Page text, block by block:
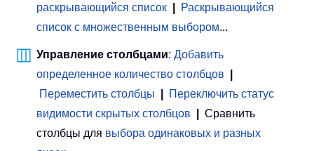
раскрывающийся список
Раскрывающийся
список с множественным выбором...
Управление столбцами: Добавить
определенное количество столбцов
Переместить столбцы
Переключить статус
видимости скрытых столбцов
Сравнить
столбцы для выбора одинаковых и разных